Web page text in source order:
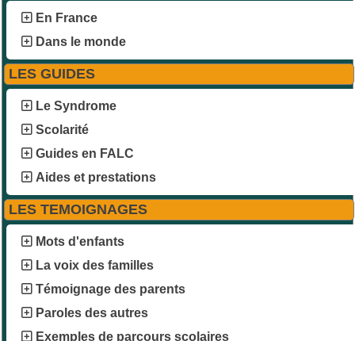
En France
Dans le monde
LES GUIDES
Le Syndrome
Scolarité
Guides en FALC
Aides et prestations
LES TEMOIGNAGES
Mots d'enfants
La voix des familles
Témoignage des parents
Paroles des autres
Exemples de parcours scolaires